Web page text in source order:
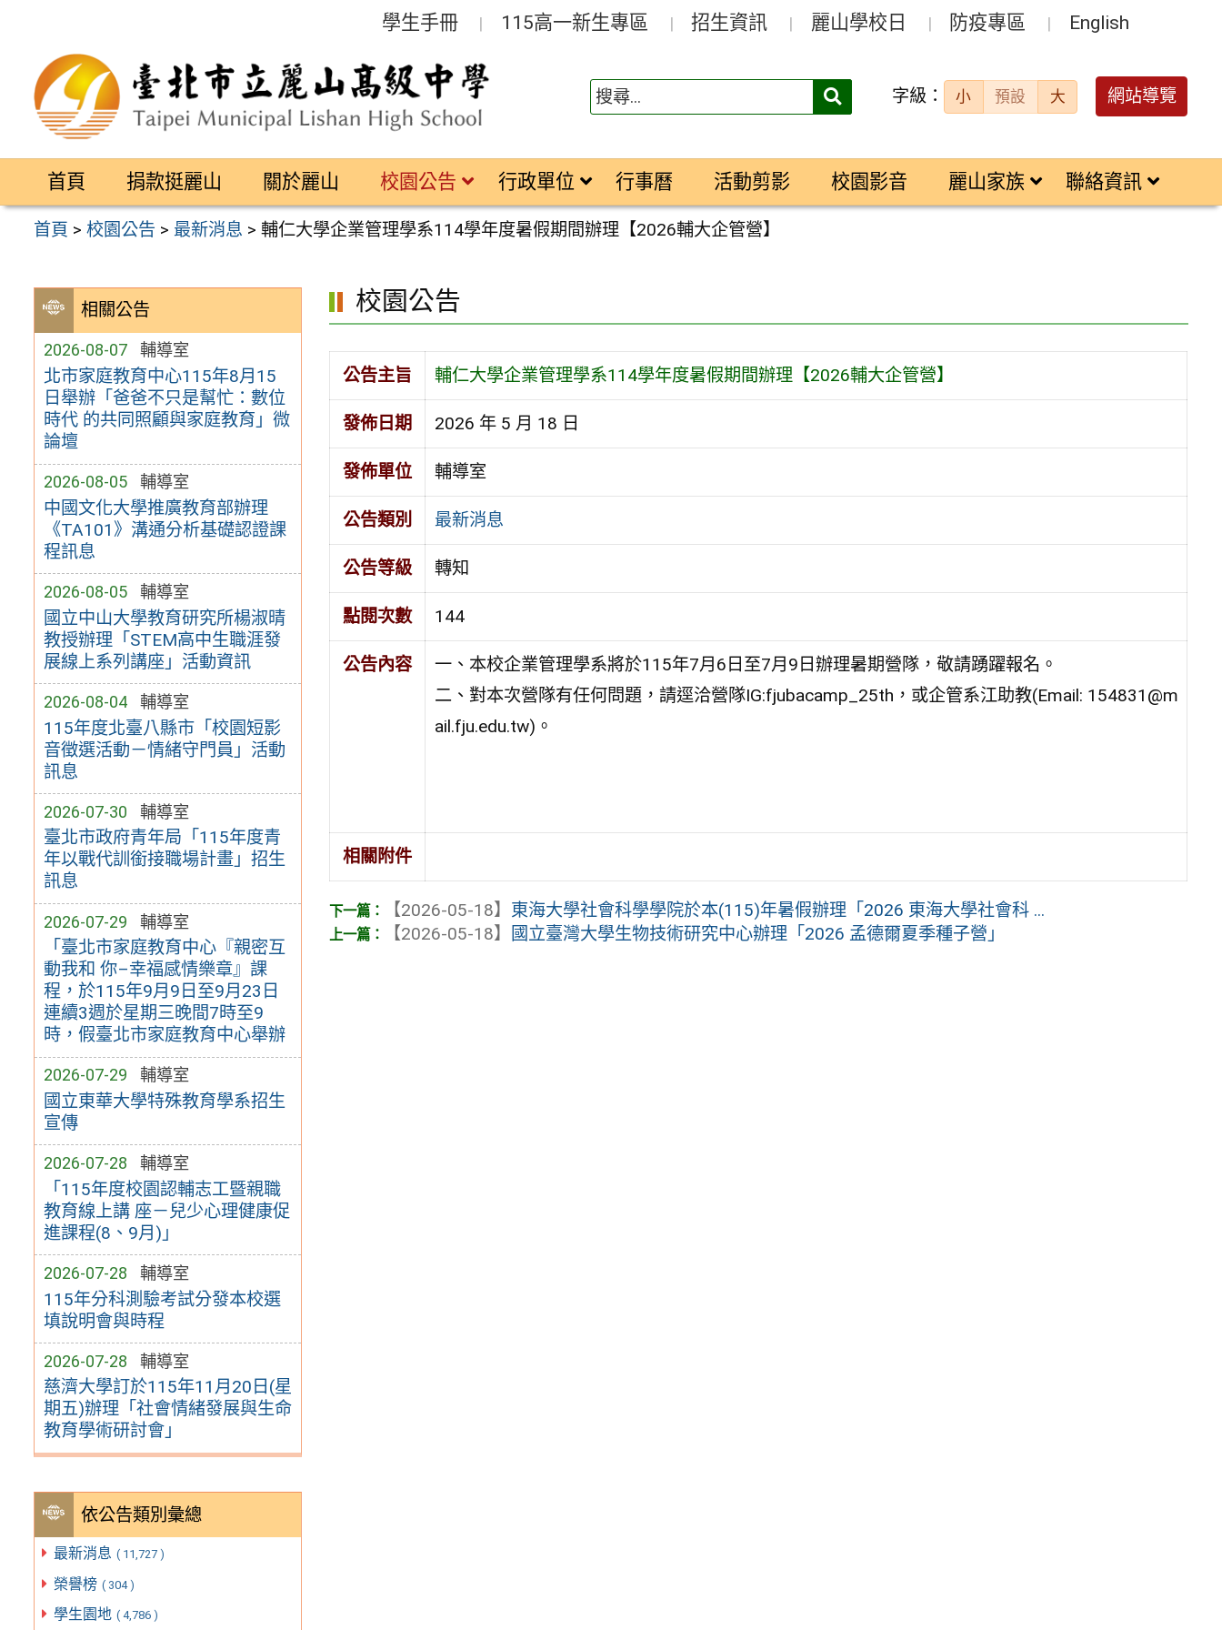
區
學生手冊 115高一新生專區 招生資訊 麗山學校日 防疫專區 English
搜
字級： 小 預設 大 網站導覽
首頁 捐款挺麗山 關於麗山 校園公告 行政單位 行事曆 活動剪影 校園影音 麗山家族 聯絡資訊
首頁 >校園公告 > 最新消息 >輔仁大學企業管理學系114學年度暑假期間辦理【2026輔大企管營】
相關公告
2026-08-07 輔導室
北市家庭教育中心115年8月15
日舉辦「爸爸不只是幫忙：數位
時代 的共同照顧與家庭教育」微
論壇
2026-08-05 輔導室
中國文化大學推廣教育部辦理
《TA101》溝通分析基礎認證課
程訊息
2026-08-05 輔導室
國立中山大學教育研究所楊淑晴
教授辦理「STEM高中生職涯發
展線上系列講座」活動資訊
2026-08-04 輔導室
115年度北臺八縣市「校園短影
音徵選活動－情緒守門員」活動
訊息
2026-07-30 輔導室
臺北市政府青年局「115年度青
年以戰代訓銜接職場計畫」招生
訊息
2026-07-29 輔導室
「臺北市家庭教育中心『親密互
動我和 你–幸福感情樂章』課
程，於115年9月9日至9月23日
連續3週於星期三晚間7時至9
時，假臺北市家庭教育中心舉辦
2026-07-29 輔導室
國立東華大學特殊教育學系招生
宣傳
2026-07-28 輔導室
「115年度校園認輔志工暨親職
教育線上講 座－兒少心理健康促
進課程(8、9月)」
2026-07-28 輔導室
115年分科測驗考試分發本校選
填說明會與時程
2026-07-28 輔導室
慈濟大學訂於115年11月20日(星
期五)辦理「社會情緒發展與生命
教育學術研討會」
依公告類別彙總
最新消息 ( 11,727 )
榮譽榜 ( 304 )
學生園地 ( 4,786 )
校園公告
公告主旨 輔仁大學企業管理學系114學年度暑假期間辦理【2026輔大企管營】
發佈日期 2026 年 5 月 18 日
發佈單位 輔導室
公告類別 最新消息
公告等級 轉知
點閱次數 144
公告內容
一、本校企業管理學系將於115年7月6日至7月9日辦理暑期營隊，敬請踴躍報名。
二、對本次營隊有任何問題，請逕洽營隊IG:fjubacamp_25th，或企管系江助教(Email: 154831@m
ail.fju.edu.tw)。
相關附件
【2026-05-18】 東海大學社會科學學院於本(115)年暑假辦理「2026 東海大學社會科 ...
【2026-05-18】
國立臺灣大學生物技術研究中心辦理「2026 孟德爾夏季種子營」